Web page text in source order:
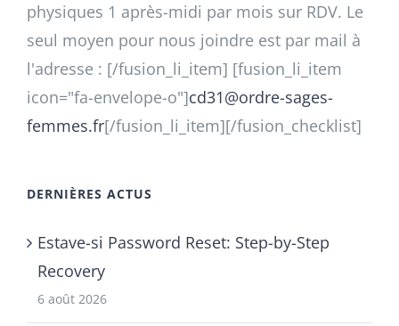
physiques 1 après-midi par mois sur RDV. Le
seul moyen pour nous joindre est par mail à
l'adresse : [/fusion_li_item] [fusion_li_item
icon="fa-envelope-o"]cd31@ordre-sages-
femmes.fr[/fusion_li_item][/fusion_checklist]
DERNIÈRES ACTUS
Estave-si Password Reset: Step-by-Step
Recovery
6 août 2026